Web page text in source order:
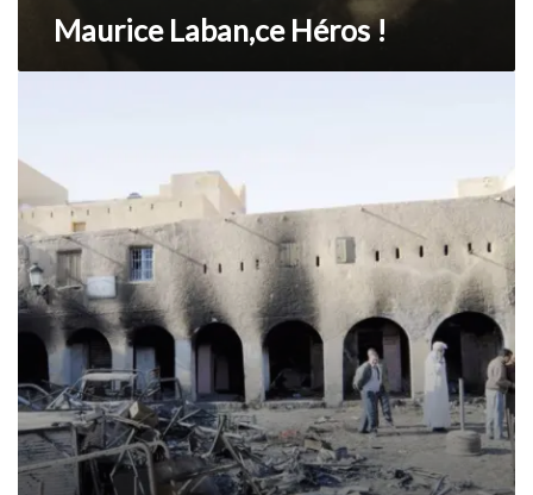
Maurice Laban,ce Héros !
faible